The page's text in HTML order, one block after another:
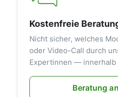
Kostenfreie
Nicht sicher, welches
oder Video-Call durch
Expertinnen — innerhalb
Beratung